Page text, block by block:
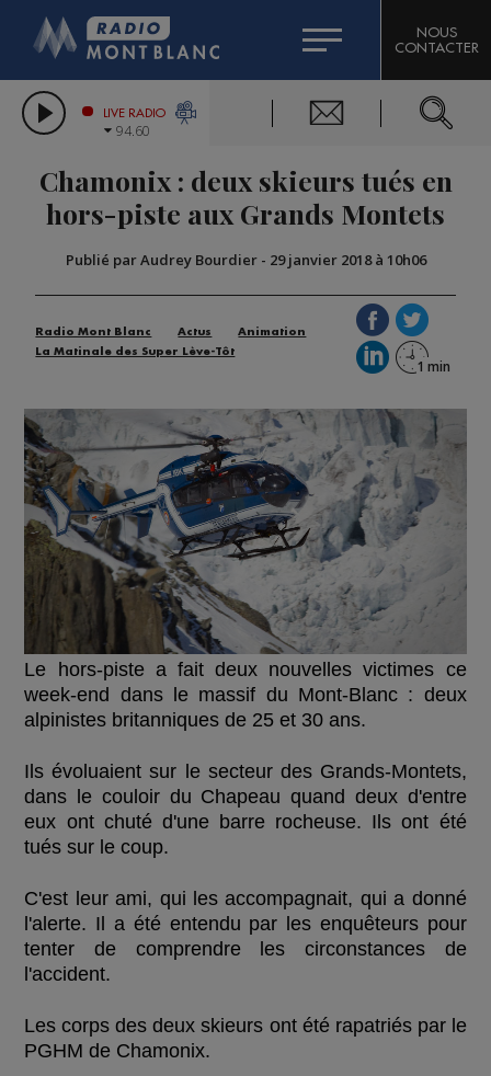
LES CHRONIQUES DE L'EXPERT
CITIZEN MACHINERY
GRAND MASSIF DOMAINES SKIABLES
BIGARD
COMPAGNIE DU MONT-BLANC
NOUS
CONTACTER
LIVE RADIO
94.60
Chamonix : deux skieurs tués en
hors-piste aux Grands Montets
Publié par Audrey Bourdier- 29 janvier 2018 à 10h06
Radio Mont Blanc Actus
Animation
La Matinale des Super Lève-Tôt
Le hors-piste a fait deux nouvelles victimes ce
week-end dans le massif du Mont-Blanc : deux
alpinistes britanniques de 25 et 30 ans.
Ils évoluaient sur le secteur des Grands-Montets,
dans le couloir du Chapeau quand deux d'entre
eux ont chuté d'une barre rocheuse. Ils ont été
tués sur le coup.
C'est leur ami, qui les accompagnait, qui a donné
l'alerte. Il a été entendu par les enquêteurs pour
tenter de comprendre les circonstances de
l'accident.
Les corps des deux skieurs ont été rapatriés par le
PGHM de Chamonix.